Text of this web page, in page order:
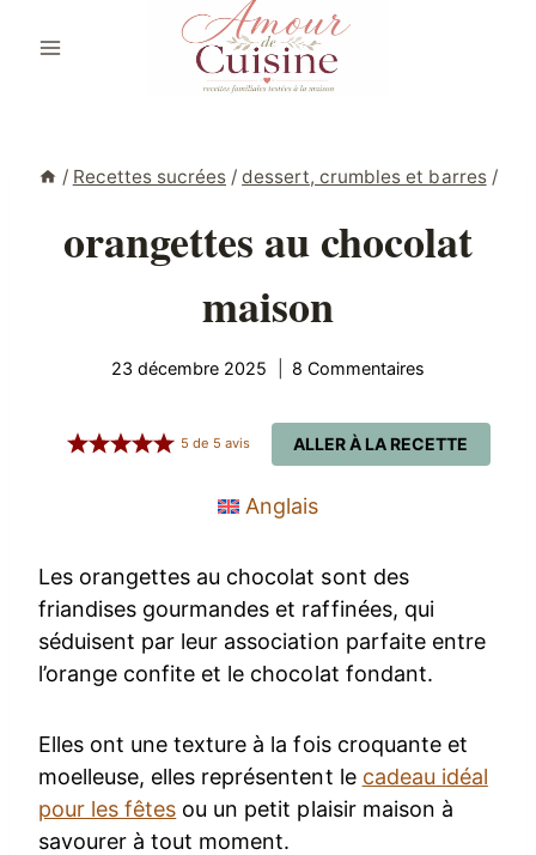
/ Recettes sucrées / dessert, crumbles et barres /
orangettes au chocolat
maison
23 décembre 2025 8 Commentaires
ALLER À LA RECETTE
5 de 5 avis
Anglais
Les orangettes au chocolat sont des
friandises gourmandes et raffinées, qui
séduisent par leur association parfaite entre
l’orange confite et le chocolat fondant.
Elles ont une texture à la fois croquante et
moelleuse, elles représentent le cadeau idéal
pour les fêtes ou un petit plaisir maison à
savourer à tout moment.